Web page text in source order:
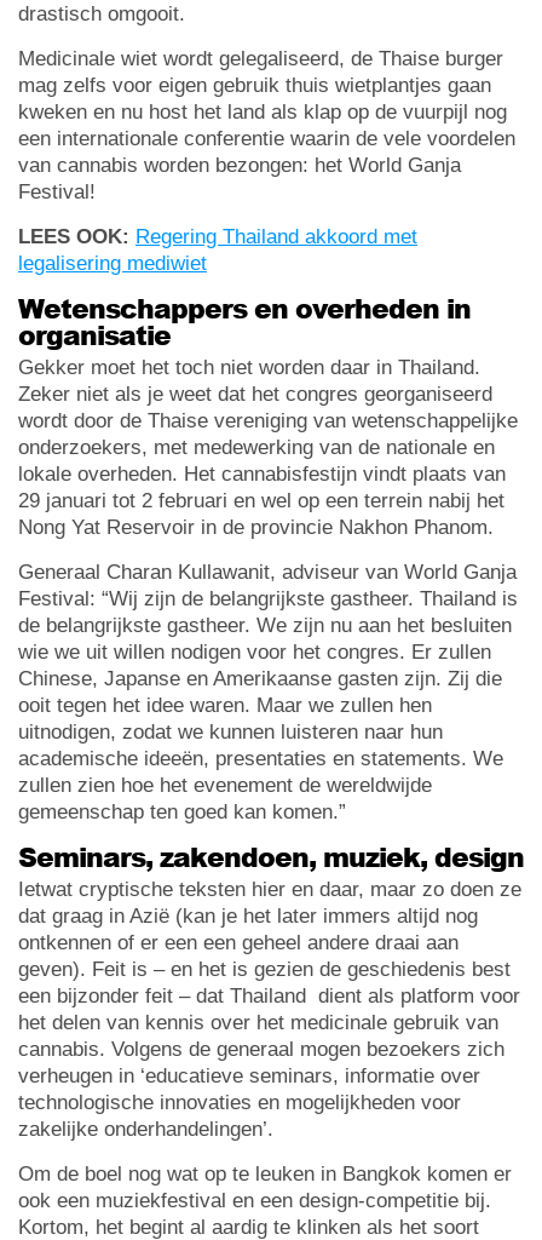
drastisch omgooit.
Medicinale wiet wordt gelegaliseerd, de Thaise burger
mag zelfs voor eigen gebruik thuis wietplantjes gaan
kweken en nu host het land als klap op de vuurpijl nog
een internationale conferentie waarin de vele voordelen
van cannabis worden bezongen: het World Ganja
Festival!
LEES OOK: Regering Thailand akkoord met
legalisering mediwiet
Wetenschappers en overheden in
organisatie
Gekker moet het toch niet worden daar in Thailand.
Zeker niet als je weet dat het congres georganiseerd
wordt door de Thaise vereniging van wetenschappelijke
onderzoekers, met medewerking van de nationale en
lokale overheden. Het cannabisfestijn vindt plaats van
29 januari tot 2 februari en wel op een terrein nabij het
Nong Yat Reservoir in de provincie Nakhon Phanom.
Generaal Charan Kullawanit, adviseur van World Ganja
Festival: “Wij zijn de belangrijkste gastheer. Thailand is
de belangrijkste gastheer. We zijn nu aan het besluiten
wie we uit willen nodigen voor het congres. Er zullen
Chinese, Japanse en Amerikaanse gasten zijn. Zij die
ooit tegen het idee waren. Maar we zullen hen
uitnodigen, zodat we kunnen luisteren naar hun
academische ideeën, presentaties en statements. We
zullen zien hoe het evenement de wereldwijde
gemeenschap ten goed kan komen.”
Seminars, zakendoen, muziek, design
Ietwat cryptische teksten hier en daar, maar zo doen ze
dat graag in Azië (kan je het later immers altijd nog
ontkennen of er een een geheel andere draai aan
geven). Feit is – en het is gezien de geschiedenis best
een bijzonder feit – dat Thailand dient als platform voor
het delen van kennis over het medicinale gebruik van
cannabis. Volgens de generaal mogen bezoekers zich
verheugen in ‘educatieve seminars, informatie over
technologische innovaties en mogelijkheden voor
zakelijke onderhandelingen’.
Om de boel nog wat op te leuken in Bangkok komen er
ook een muziekfestival en een design-competitie bij.
Kortom, het begint al aardig te klinken als het soort